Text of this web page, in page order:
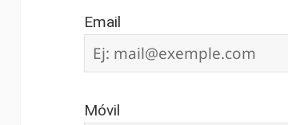
Email
Móvil